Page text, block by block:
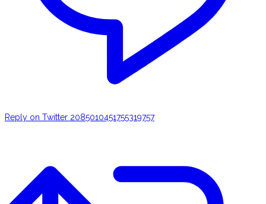
Reply on Twitter 2085010451755319757